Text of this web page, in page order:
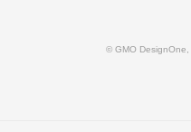
© GMO DesignOne,